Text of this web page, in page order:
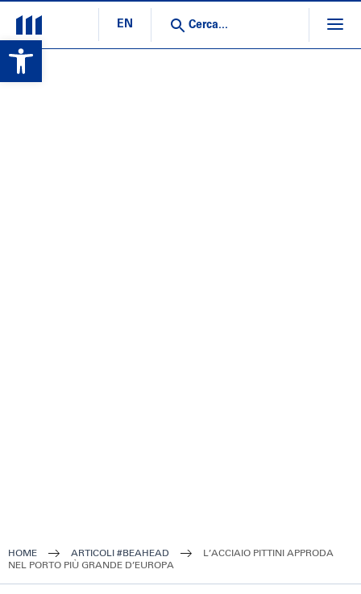
Open toolbar
EN
HOME ARTICOLI #BEAHEAD
L’ACCIAIO PITTINI APPRODA
NEL PORTO PIÙ GRANDE D’EUROPA